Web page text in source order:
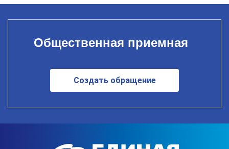
Общественная приемная
Создать обращение